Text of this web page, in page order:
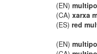
(EN)
(CA)xarxa
(ES)red
(EN)